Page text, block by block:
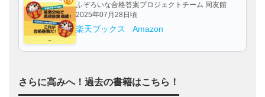
ふぞろいな合格答案プロジェクトチーム 同友館
2025年07月28日頃
楽天ブックス Amazon
さらに高みへ！過去の書籍はこちら！